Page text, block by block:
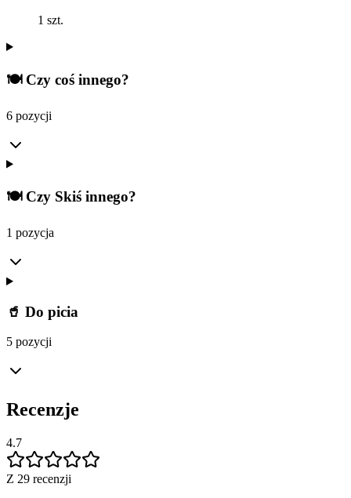
1 szt.
🍽️ Czy coś innego?
6 pozycji
🍽️ Czy Skiś innego?
1 pozycja
🥤 Do picia
5 pozycji
Recenzje
4.7
Z 29 recenzji